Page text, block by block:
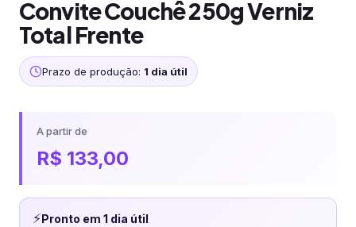
Convite Couchê 250g Verniz
Total Frente
Prazo de produção: 1 dia útil
A partir de
R$ 133,00
⚡Pronto em 1 dia útil